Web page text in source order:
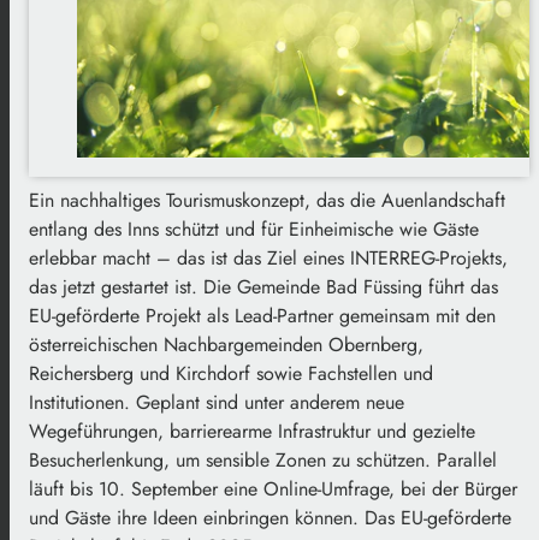
Ein nachhaltiges Tourismuskonzept, das die Auenlandschaft
entlang des Inns schützt und für Einheimische wie Gäste
erlebbar macht – das ist das Ziel eines INTERREG-Projekts,
das jetzt gestartet ist. Die Gemeinde Bad Füssing führt das
EU-geförderte Projekt als Lead-Partner gemeinsam mit den
österreichischen Nachbargemeinden Obernberg,
Reichersberg und Kirchdorf sowie Fachstellen und
Institutionen. Geplant sind unter anderem neue
Wegeführungen, barrierearme Infrastruktur und gezielte
Besucherlenkung, um sensible Zonen zu schützen. Parallel
läuft bis 10. September eine Online-Umfrage, bei der Bürger
und Gäste ihre Ideen einbringen können. Das EU-geförderte